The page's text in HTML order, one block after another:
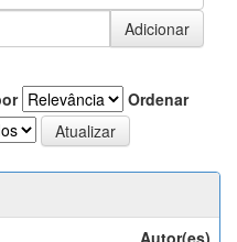
Ordenar
Autor(es)